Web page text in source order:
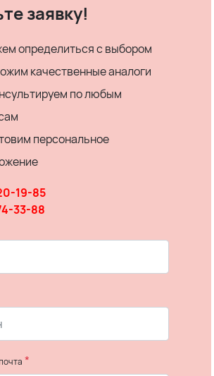
заявку!
определиться с выбором
качественные аналоги
по любым
персональное
19-85
33-88
*